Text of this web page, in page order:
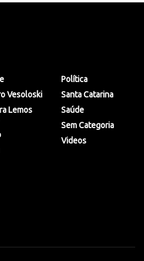
Vesoloski
Lemos
Política
Santa Catarina
Saúde
Sem Categoria
Videos